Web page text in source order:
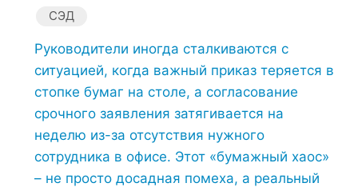
СЭД
Руководители иногда сталкиваются с
ситуацией, когда важный приказ теряется в
стопке бумаг на столе, а согласование
срочного заявления затягивается на
неделю из-за отсутствия нужного
сотрудника в офисе. Этот «бумажный хаос»
– не просто досадная помеха, а реальный